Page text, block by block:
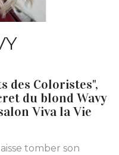
des Coloristes",
du blond Wavy
Viva la Vie
tomber son